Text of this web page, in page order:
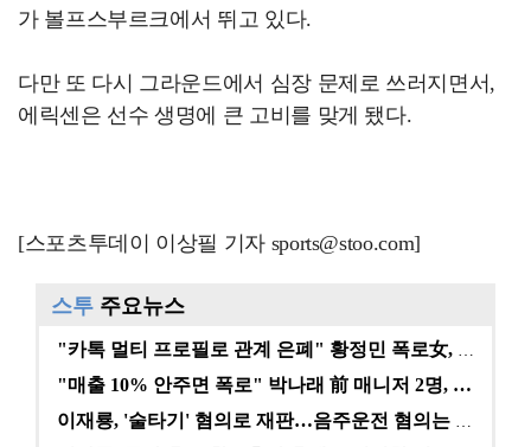
가 볼프스부르크에서 뛰고 있다.
다만 또 다시 그라운드에서 심장 문제로 쓰러지면서,
에릭센은 선수 생명에 큰 고비를 맞게 됐다.
[스포츠투데이 이상필 기자 sports@stoo.com]
스투 주요뉴스
"카톡 멀티 프로필로 관계 은폐" 황정민 폭로女, 문자…
"매출 10% 안주면 폭로" 박나래 前 매니저 2명, …
이재룡, '술타기' 혐의로 재판…음주운전 혐의는 미적용…